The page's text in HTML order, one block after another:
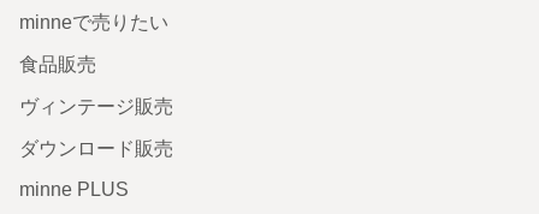
minneで売りたい
食品販売
ヴィンテージ販売
ダウンロード販売
minne PLUS